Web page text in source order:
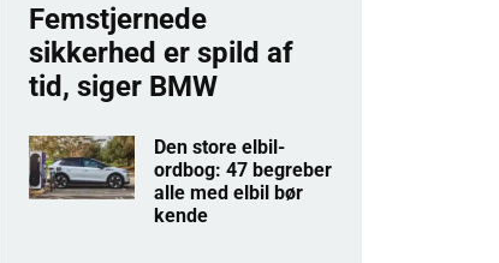
Femstjernede
sikkerhed er spild af
tid, siger BMW
Den store elbil-
ordbog: 47 begreber
alle med elbil bør
kende